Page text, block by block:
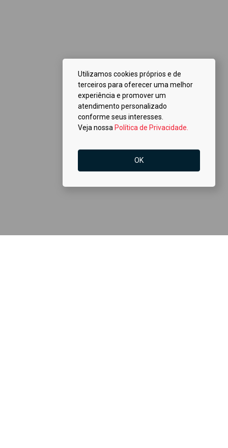
Utilizamos cookies próprios e de
terceiros para oferecer uma melhor
experiência e promover um
atendimento personalizado
conforme seus interesses.
Veja nossa Política de Privacidade.
OK